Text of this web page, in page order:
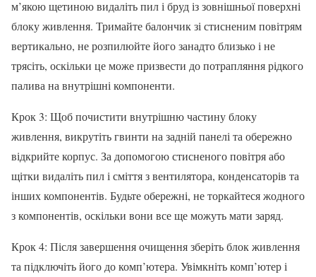
м’якою щетиною видаліть пил і бруд із зовнішньої поверхні
блоку живлення. Тримайте балончик зі стисненим повітрям
вертикально, не розпилюйте його занадто близько і не
трясіть, оскільки це може призвести до потрапляння рідкого
палива на внутрішні компоненти.
Крок 3: Щоб почистити внутрішню частину блоку
живлення, викрутіть гвинти на задній панелі та обережно
відкрийте корпус. За допомогою стисненого повітря або
щітки видаліть пил і сміття з вентилятора, конденсаторів та
інших компонентів. Будьте обережні, не торкайтеся жодного
з компонентів, оскільки вони все ще можуть мати заряд.
Крок 4: Після завершення очищення зберіть блок живлення
та підключіть його до комп’ютера. Увімкніть комп’ютер і